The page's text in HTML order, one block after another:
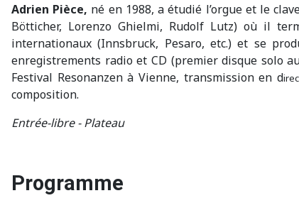
Adrien Pièce, né en 1988, a étudié l’orgue et le
Bötticher, Lorenzo Ghielmi, Rudolf Lutz) où il
internationaux (Innsbruck, Pesaro, etc.) et se
enregistrements radio et CD (premier disque solo
Festival Resonanzen à Vienne, transmission en d
composition.
Entrée-libre - Plateau
Programme